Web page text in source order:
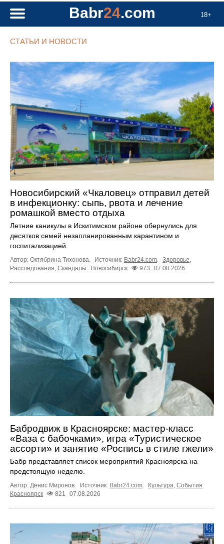
18+
Babr24.com
СТАТЬИ И НОВОСТИ
Новосибирский «Чкаловец» отправил детей
в инфекционку: сыпь, рвота и лечение
ромашкой вместо отдыха
Летние каникулы в Искитимском районе обернулись для
десятков семей незапланированным карантином и
госпитализацией.
Автор: Октябрина Тихонова. Источник: Babr24.com Здоровье
Расследования Скандалы Новосибирск 973 07.08.2026
Бабродвиж в Красноярске: мастер-класс
«Ваза с бабочками», игра «Туристическое
ассорти» и занятие «Роспись в стиле гжели»
Бабр представляет список мероприятий Красноярска на
предстоящую неделю.
Автор: Денис Миронов. Источник: Babr24.com. Культура, События
Красноярск
821 07.08.2026